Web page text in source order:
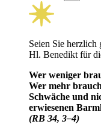
Seien Sie herzlich
Hl. Benedikt für
Wer weniger
Wer mehr
Schwäche und
erwiesenen
(RB 34, 3–4)